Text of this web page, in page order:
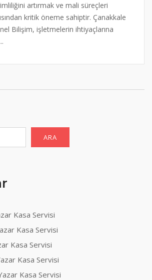
artırmak ve mali süreçleri
kritik öneme sahiptir. Çanakkale
Bilişim, işletmelerin ihtiyaçlarına
ARA
Kasa Servisi
Kasa Servisi
Kasa Servisi
Kasa Servisi
Kasa Servisi